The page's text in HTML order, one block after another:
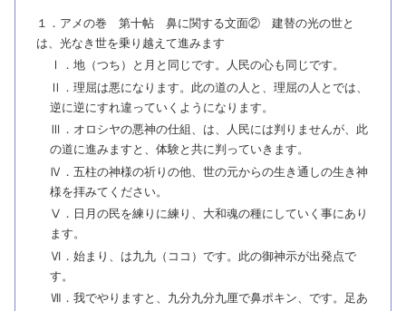
１．アメの巻 第十帖 鼻に関する文面② 建替の光の世と
は、光なき世を乗り越えて進みます
Ⅰ．地（つち）と月と同じです。人民の心も同じです。
Ⅱ．理屈は悪になります。此の道の人と、理屈の人とでは、
逆に逆にすれ違っていくようになります。
Ⅲ．オロシヤの悪神の仕組、は、人民には判りませんが、此
の道に進みますと、体験と共に判っていきます。
Ⅳ．五柱の神様の祈りの他、世の元からの生き通しの生き神
様を拝みてください。
Ⅴ．日月の民を練りに練り、大和魂の種にしていく事にあり
ます。
Ⅵ．始まり、は九九（ココ）です。此の御神示が出発点で
す。
Ⅶ．我でやりますと、九分九分九厘で鼻ポキン、です。足あ